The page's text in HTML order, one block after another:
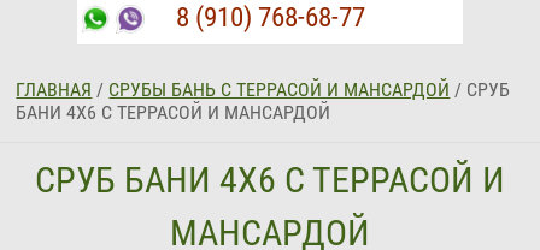
8 (910) 768-68-77
ГЛАВНАЯ / СРУБЫ БАНЬ С ТЕРРАСОЙ И МАНСАРДОЙ / СРУБ
БАНИ 4Х6 С ТЕРРАСОЙ И МАНСАРДОЙ
СРУБ БАНИ 4Х6 С ТЕРРАСОЙ И
МАНСАРДОЙ